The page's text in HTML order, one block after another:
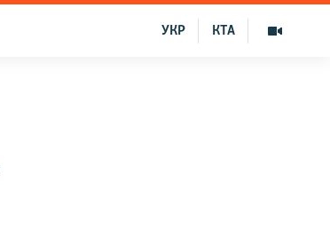
КТА
УКР